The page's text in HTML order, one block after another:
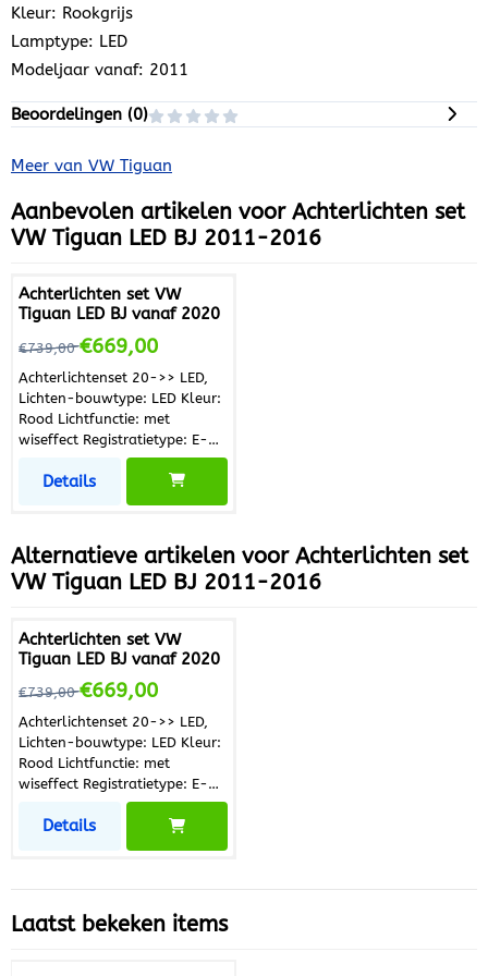
Kleur: Rookgrijs
Lamptype: LED
Modeljaar vanaf: 2011
Beoordelingen (0)
Meer van VW Tiguan
Aanbevolen artikelen voor Achterlichten set
VW Tiguan LED BJ 2011-2016
Achterlichten set VW
Tiguan LED BJ vanaf 2020
Van 739,00 voor 669,00
€739,00€669,00
Achterlichtenset 20->> LED,
Lichten-bouwtype: LED Kleur:
Rood Lichtfunctie: met
wiseffect Registratietype: E-
Type gecontroleerd
Inbouwplaats: Achter
Hoeveelheid: Set
Details
Alternatieve artikelen voor Achterlichten set
VW Tiguan LED BJ 2011-2016
Achterlichten set VW
Tiguan LED BJ vanaf 2020
Van 739,00 voor 669,00
€739,00€669,00
Achterlichtenset 20->> LED,
Lichten-bouwtype: LED Kleur:
Rood Lichtfunctie: met
wiseffect Registratietype: E-
Type gecontroleerd
Inbouwplaats: Achter
Hoeveelheid: Set
Details
Laatst bekeken items